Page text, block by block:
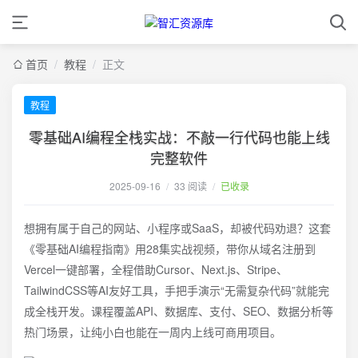
首页 / 教程 / 正文
教程
零基础AI编程全栈实战：不敲一行代码也能上线
完整软件
2025-09-16 / 33 阅读 / 已收录
想拥有属于自己的网站、小程序或SaaS，却被代码劝退？这套
《零基础AI编程指南》用28集实战视频，带你从域名注册到
Vercel一键部署，全程借助Cursor、Next.js、Stripe、
TailwindCSS等AI友好工具，手把手演示“无需复杂代码”就能完
成全栈开发。课程覆盖API、数据库、支付、SEO、数据分析等
热门场景，让纯小白也能在一周内上线可商用项目。